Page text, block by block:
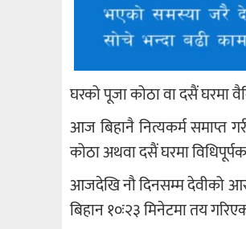
घरको पूजा कोठा वा दसैं घरमा
आज बिहानै नित्यकर्म समाप्त
कोठा अथवा दसैं घरमा
आजदेखि नौ दिनसम्म देवीको
बिहान १०ः२३ मिनेटमा तय